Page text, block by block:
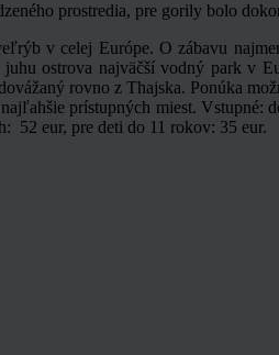
prostredia, pre gorily bolo
v celej Európe. O zábavu
ostrova najväčší vodný park v
rovno z Thajska. Ponúka
prístupných miest.
52 eur, pre deti do 11 rokov: 35 eur.